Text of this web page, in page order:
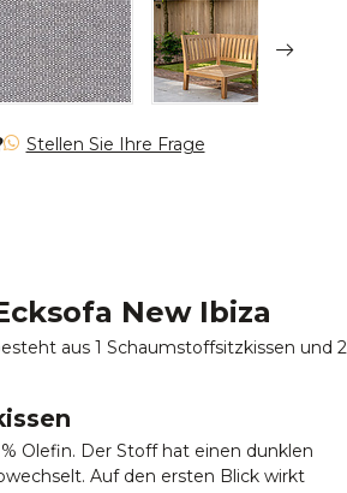
Stellen Sie Ihre Frage
New Ibiza
aus 1 Schaumstoffsitzkissen und 2
Olefin. Der Stoff hat einen dunklen
Auf den ersten Blick wirkt